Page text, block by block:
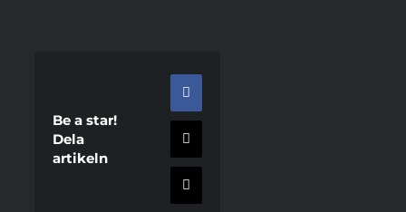
Be a star!
Dela
artikeln
Facebook
X
E-
post